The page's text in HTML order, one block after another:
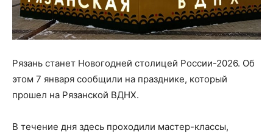
Рязань станет Новогодней столицей России-2026. Об
этом 7 января сообщили на празднике, который
прошел на Рязанской ВДНХ.
В течение дня здесь проходили мастер-классы,